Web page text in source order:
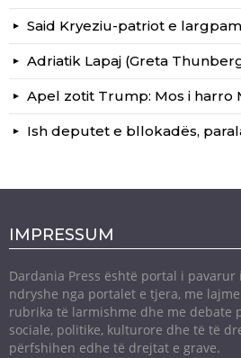
Said Kryeziu-patriot e
Adriatik Lapaj (Greta
Apel zotit Trump: Mos i harro
Ish deputet e bllokadës,
IMPRESSUM
Dardania Press është portal i
ndryshe nga portalet e tjera, me
rubrika të larmishme dhe me debate
sociale, politike, kulturore dhe të të
përfshihen edhe të drejtat e grave.